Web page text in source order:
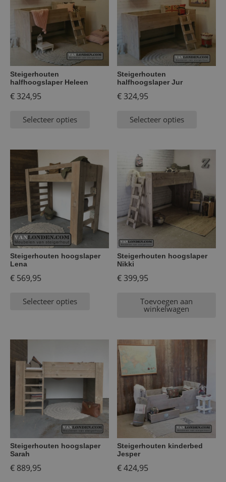
Steigerhouten
halfhoogslaper Heleen
€324,95
Selecteer opties
Steigerhouten
halfhoogslaper Jur
€324,95
Selecteer opties
Steigerhouten hoogslaper
Lena
€ 569,95
Selecteer opties
Steigerhouten hoogslaper
Nikki
€399,95
Toevoegen aan
winkelwagen
Steigerhouten hoogslaper
Sarah
€ 889,95
Steigerhouten kinderbed
Jesper
€424,95